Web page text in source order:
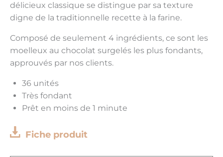
délicieux classique se distingue par sa texture
digne de la traditionnelle recette à la farine.
Composé de seulement 4 ingrédients, ce sont les
moelleux au chocolat surgelés les plus fondants,
approuvés par nos clients.
36 unités
Très fondant
Prêt en moins de 1 minute
Fiche produit